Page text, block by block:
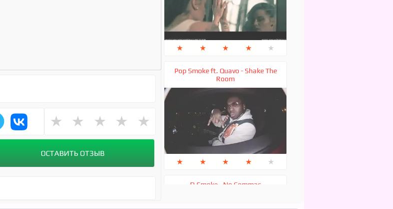
★ ★ ★ ★ ★
★ ★ ★ ★ ★
Pop Smoke ft. Quavo - Shake The
Room
★ ★ ★ ★ ★
D Smoke - No Commas